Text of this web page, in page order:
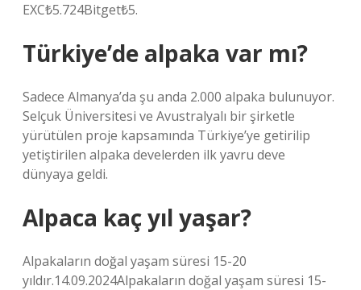
EXC₺5.724Bitget₺5.
Türkiye’de alpaka var mı?
Sadece Almanya’da şu anda 2.000 alpaka bulunuyor.
Selçuk Üniversitesi ve Avustralyalı bir şirketle
yürütülen proje kapsamında Türkiye’ye getirilip
yetiştirilen alpaka develerden ilk yavru deve
dünyaya geldi.
Alpaca kaç yıl yaşar?
Alpakaların doğal yaşam süresi 15-20
yıldır.14.09.2024Alpakaların doğal yaşam süresi 15-